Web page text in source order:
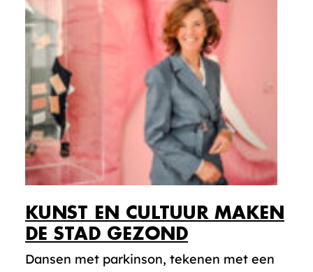
KUNST EN CULTUUR MAKEN
DE STAD GEZOND
Dansen met parkinson, tekenen met een